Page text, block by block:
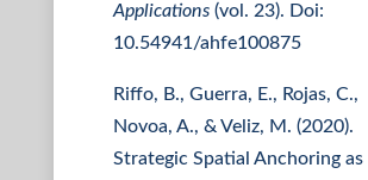
Applications(vol. 23). Doi:
10.54941/ahfe100875
Riffo, B., Guerra, E., Rojas, C.,
Novoa, A., & Veliz, M. (2020).
Strategic Spatial Anchoring as